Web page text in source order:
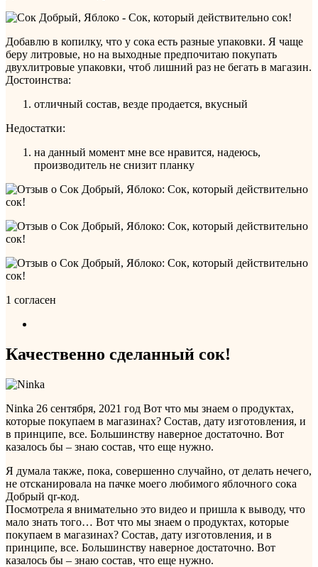
Добавлю в копилку, что у сока есть разные упаковки. Я чаще
беру литровые, но на выходные предпочитаю покупать
двухлитровые упаковки, чтоб лишний раз не бегать в магазин.
Достоинства:
отличный состав, везде продается, вкусный
Недостатки:
на данный момент мне все нравится, надеюсь,
производитель не снизит планку
1 согласен
Качественно сделанный сок!
Ninka 26 сентября, 2021 год Вот что мы знаем о продуктах,
которые покупаем в магазинах? Состав, дату изготовления, и
в принципе, все. Большинству наверное достаточно. Вот
казалось бы – знаю состав, что еще нужно.
Я думала также, пока, совершенно случайно, от делать нечего,
не отсканировала на пачке моего любимого яблочного сока
Добрый qr-код.
Посмотрела я внимательно это видео и пришла к выводу, что
мало знать того… Вот что мы знаем о продуктах, которые
покупаем в магазинах? Состав, дату изготовления, и в
принципе, все. Большинству наверное достаточно. Вот
казалось бы – знаю состав, что еще нужно.